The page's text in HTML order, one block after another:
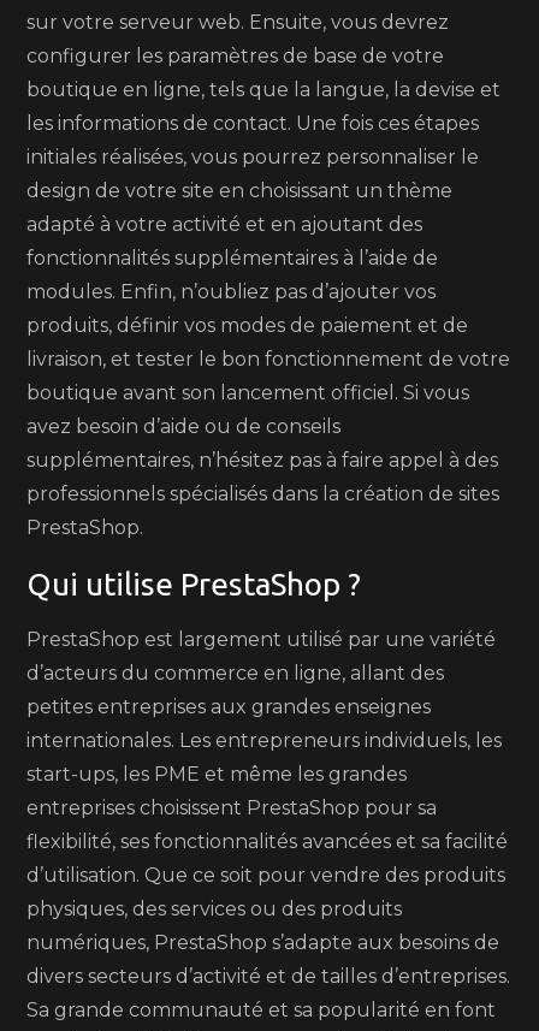
sur votre serveur web. Ensuite, vous devrez
configurer les paramètres de base de votre
boutique en ligne, tels que la langue, la devise et
les informations de contact. Une fois ces étapes
initiales réalisées, vous pourrez personnaliser le
design de votre site en choisissant un thème
adapté à votre activité et en ajoutant des
fonctionnalités supplémentaires à l’aide de
modules. Enfin, n’oubliez pas d’ajouter vos
produits, définir vos modes de paiement et de
livraison, et tester le bon fonctionnement de votre
boutique avant son lancement officiel. Si vous
avez besoin d’aide ou de conseils
supplémentaires, n’hésitez pas à faire appel à des
professionnels spécialisés dans la création de sites
PrestaShop.
Qui utilise PrestaShop ?
PrestaShop est largement utilisé par une variété
d’acteurs du commerce en ligne, allant des
petites entreprises aux grandes enseignes
internationales. Les entrepreneurs individuels, les
start-ups, les PME et même les grandes
entreprises choisissent PrestaShop pour sa
flexibilité, ses fonctionnalités avancées et sa facilité
d’utilisation. Que ce soit pour vendre des produits
physiques, des services ou des produits
numériques, PrestaShop s’adapte aux besoins de
divers secteurs d’activité et de tailles d’entreprises.
Sa grande communauté et sa popularité en font